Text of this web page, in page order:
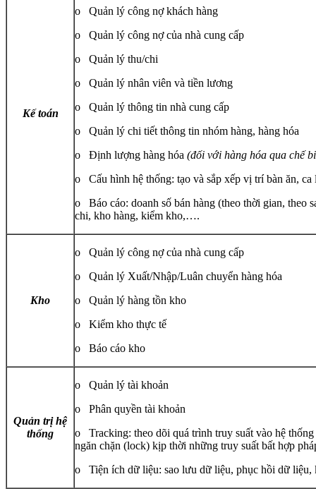
Kế toán
o Quản lý công nợ khách hàng
o Quản lý công nợ của nhà cung cấp
o Quản lý thu/chi
o Quản lý nhân viên và tiền lương
o Quản lý thông tin nhà cung cấp
o Quản lý chi tiết thông tin nhóm hàng, hàng hóa
o Định lượng hàng hóa (đối với hàng hóa qua chế
o Cấu hình hệ thống: tạo và sắp xếp vị trí bàn ăn,
o Báo cáo: doanh số bán hàng (theo thời gian, theo
chi, kho hàng, kiểm kho,….
Kho
o Quản lý công nợ của nhà cung cấp
o Quản lý Xuất/Nhập/Luân chuyển hàng hóa
o Quản lý hàng tồn kho
o Kiểm kho thực tế
o Báo cáo kho
Quản trị hệ
thống
o Quản lý tài khoản
o Phân quyền tài khoản
o Tracking: theo dõi quá trình truy suất vào hệ
ngăn chặn (lock) kịp thời những truy suất bất hợp
o Tiện ích dữ liệu: sao lưu dữ liệu, phục hồi dữ liệu,